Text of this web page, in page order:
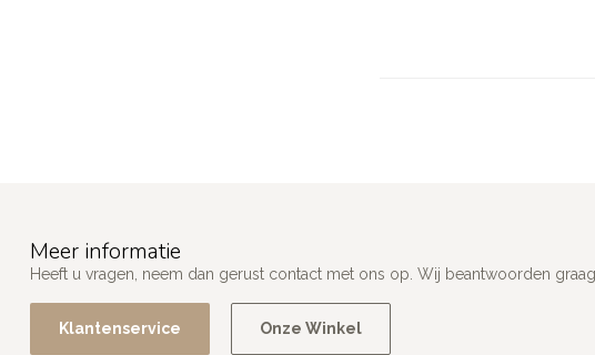
Meer informatie
Heeft u vragen, neem dan gerust contact met ons op. Wij beantwoorden
Klantenservice Onze Winkel